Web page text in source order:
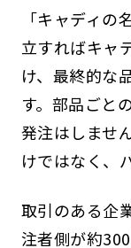
「キャディ
立すればキャ
け、最終的な
す。部品ごと
発注はしませ
けではなく、
取引のある企
注者側が約